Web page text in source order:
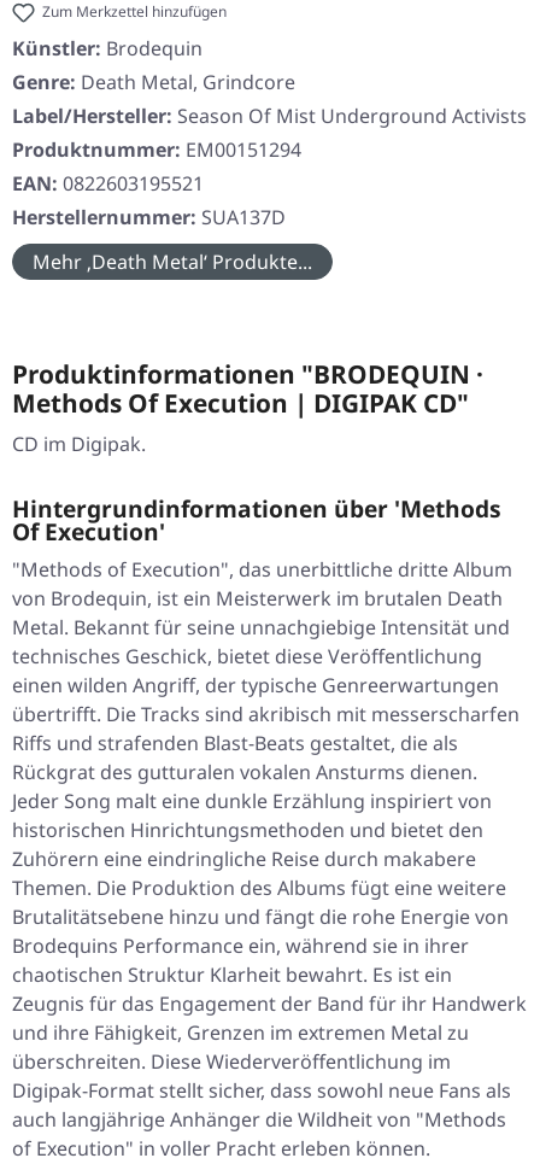
Zum Merkzettel hinzufügen
Künstler: Brodequin
Genre: Death Metal, Grindcore
Label/Hersteller: Season Of Mist Underground Activists
Produktnummer: EM00151294
EAN: 0822603195521
Herstellernummer: SUA137D
Mehr ‚Death Metal‘ Produkte...
Produktinformationen "BRODEQUIN ·
Methods Of Execution | DIGIPAK CD"
CD im Digipak.
Hintergrundinformationen über 'Methods
Of Execution'
"Methods of Execution", das unerbittliche dritte Album
von Brodequin, ist ein Meisterwerk im brutalen Death
Metal. Bekannt für seine unnachgiebige Intensität und
technisches Geschick, bietet diese Veröffentlichung
einen wilden Angriff, der typische Genreerwartungen
übertrifft. Die Tracks sind akribisch mit messerscharfen
Riffs und strafenden Blast-Beats gestaltet, die als
Rückgrat des gutturalen vokalen Ansturms dienen.
Jeder Song malt eine dunkle Erzählung inspiriert von
historischen Hinrichtungsmethoden und bietet den
Zuhörern eine eindringliche Reise durch makabere
Themen. Die Produktion des Albums fügt eine weitere
Brutalitätsebene hinzu und fängt die rohe Energie von
Brodequins Performance ein, während sie in ihrer
chaotischen Struktur Klarheit bewahrt. Es ist ein
Zeugnis für das Engagement der Band für ihr Handwerk
und ihre Fähigkeit, Grenzen im extremen Metal zu
überschreiten. Diese Wiederveröffentlichung im
Digipak-Format stellt sicher, dass sowohl neue Fans als
auch langjährige Anhänger die Wildheit von "Methods
of Execution" in voller Pracht erleben können.